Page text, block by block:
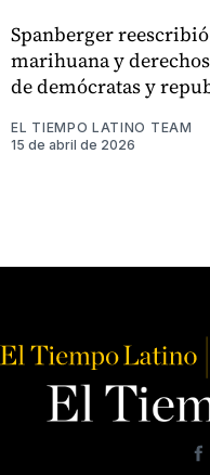
Spanberger
marihuana y
de demócratas y
EL TIEMPO LATINO TEAM
15 de abril de 2026